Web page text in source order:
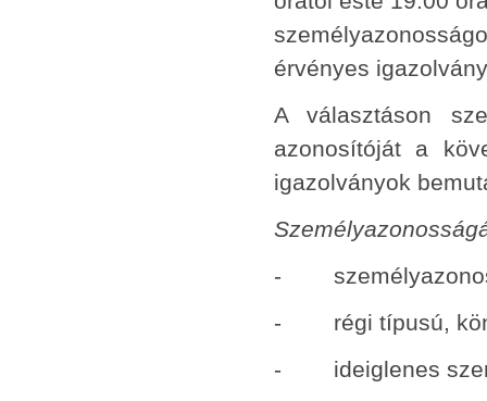
érvényes
A választáson
azonosítóját a
igazolványok
-
- régi típusú,
- ideiglenes